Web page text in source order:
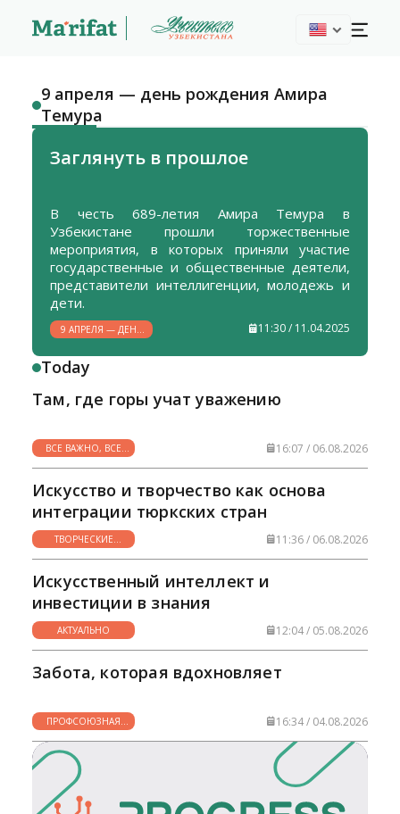
9 апреля — день рождения Амира
Темура
Заглянуть в прошлое
В честь 689-летия Амира Темура в
Узбекистане прошли торжественные
мероприятия, в которых приняли участие
государственные и общественные деятели,
представители интеллигенции, молодежь и
дети.
9 АПРЕЛЯ — ДЕНЬ
РОЖДЕНИЯ АМИРА
ТЕМУРА
11:30 / 11.04.2025
Today
Там, где горы учат уважению
ВСЕ ВАЖНО, ВСЕ
НУЖНО
16:07 / 06.08.2026
Искусство и творчество как основа
интеграции тюркских стран
ТВОРЧЕСКИЕ
ГОРИЗОНТЫ
11:36 / 06.08.2026
Искусственный интеллект и
инвестиции в знания
АКТУАЛЬНО 12:04 / 05.08.2026
Забота, которая вдохновляет
ПРОФСОЮЗНАЯ
ЖИЗНЬ
16:34 / 04.08.2026